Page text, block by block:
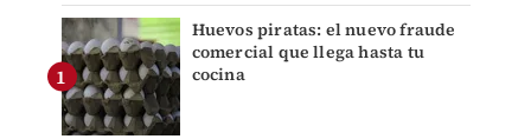
Huevos piratas: el nuevo fraude
comercial que llega hasta tu
cocina